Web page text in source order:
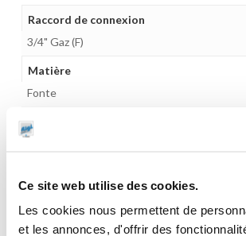
Ce site web utilise des cookies.
Les cookies nous permettent de
et les annonces, d'offrir des
Raccord de connexion
3/4" Gaz (F)
Matière
Fonte
Matière intérieure
100 m HMT
Gamme tarifaire